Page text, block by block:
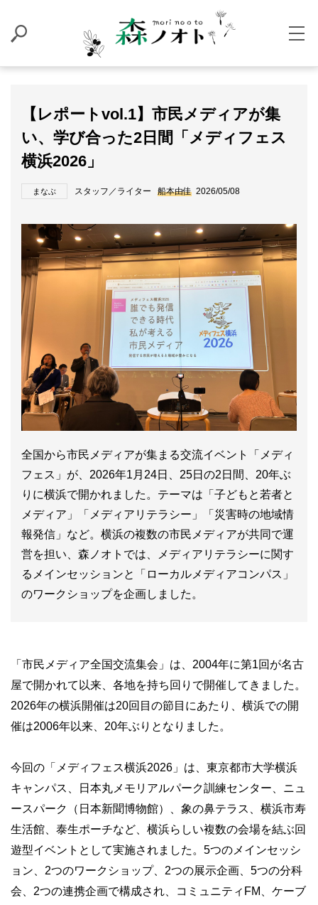
【レポートvol.1】市民メディアが集
い、学び合った2日間「メディフェス
横浜2026」
まなぶ スタッフ／ライター 船本由佳 2026/05/08
全国から市民メディアが集まる交流イベント「メディ
フェス」が、2026年1月24日、25日の2日間、20年ぶ
りに横浜で開かれました。テーマは「子どもと若者と
メディア」「メディアリテラシー」「災害時の地域情
報発信」など。横浜の複数の市民メディアが共同で運
営を担い、森ノオトでは、メディアリテラシーに関す
るメインセッションと「ローカルメディアコンパス」
のワークショップを企画しました。
「市民メディア全国交流集会」は、2004年に第1回が名古
屋で開かれて以来、各地を持ち回りで開催してきました。
2026年の横浜開催は20回目の節目にあたり、横浜での開
催は2006年以来、20年ぶりとなりました。
今回の「メディフェス横浜2026」は、東京都市大学横浜
キャンパス、日本丸メモリアルパーク訓練センター、ニュ
ースパーク（日本新聞博物館）、象の鼻テラス、横浜市寿
生活館、泰生ポーチなど、横浜らしい複数の会場を結ぶ回
遊型イベントとして実施されました。5つのメインセッシ
ョン、2つのワークショップ、2つの展示企画、5つの分科
会、2つの連携企画で構成され、コミュニティFM、ケーブ